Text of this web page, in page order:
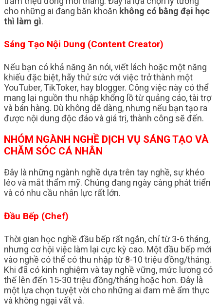
cho những ai đang băn khoăn không có bằng đại học
thì làm gì.
Sáng Tạo Nội Dung (Content Creator)
Nếu bạn có khả năng ăn nói, viết lách hoặc một năng
khiếu đặc biệt, hãy thử sức với việc trở thành một
YouTuber, TikToker, hay blogger. Công việc này có thể
mang lại nguồn thu nhập khổng lồ từ quảng cáo, tài trợ
và bán hàng. Dù không dễ dàng, nhưng nếu bạn tạo ra
được nội dung độc đáo và giá trị, thành công sẽ đến.
NHÓM NGÀNH NGHỀ DỊCH VỤ SÁNG TẠO VÀ
CHĂM SÓC CÁ NHÂN
Đây là những ngành nghề dựa trên tay nghề, sự khéo
léo và mắt thẩm mỹ. Chúng đang ngày càng phát triển
và có nhu cầu nhân lực rất lớn.
Đầu Bếp (Chef)
Thời gian học nghề đầu bếp rất ngắn, chỉ từ 3-6 tháng,
nhưng cơ hội việc làm lại cực kỳ cao. Một đầu bếp mới
vào nghề có thể có thu nhập từ 8-10 triệu đồng/tháng.
Khi đã có kinh nghiệm và tay nghề vững, mức lương có
thể lên đến 15-30 triệu đồng/tháng hoặc hơn. Đây là
một lựa chọn tuyệt vời cho những ai đam mê ẩm thực
và không ngại vất vả.